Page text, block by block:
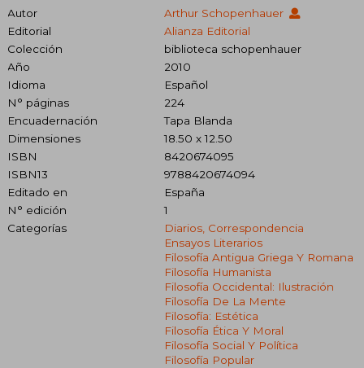
Autor
Arthur Schopenhauer
Editorial
Alianza Editorial
Colección
biblioteca schopenhauer
Año
2010
Idioma
Español
N° páginas
224
Encuadernación
Tapa Blanda
Dimensiones
18.50 x 12.50
ISBN
8420674095
ISBN13
9788420674094
Editado en
España
N° edición
1
Categorías
Diarios, Correspondencia
Ensayos Literarios
Filosofía Antigua Griega Y Romana
Filosofía Humanista
Filosofía Occidental: Ilustración
Filosofía De La Mente
Filosofía: Estética
Filosofía Ética Y Moral
Filosofía Social Y Política
Filosofía Popular